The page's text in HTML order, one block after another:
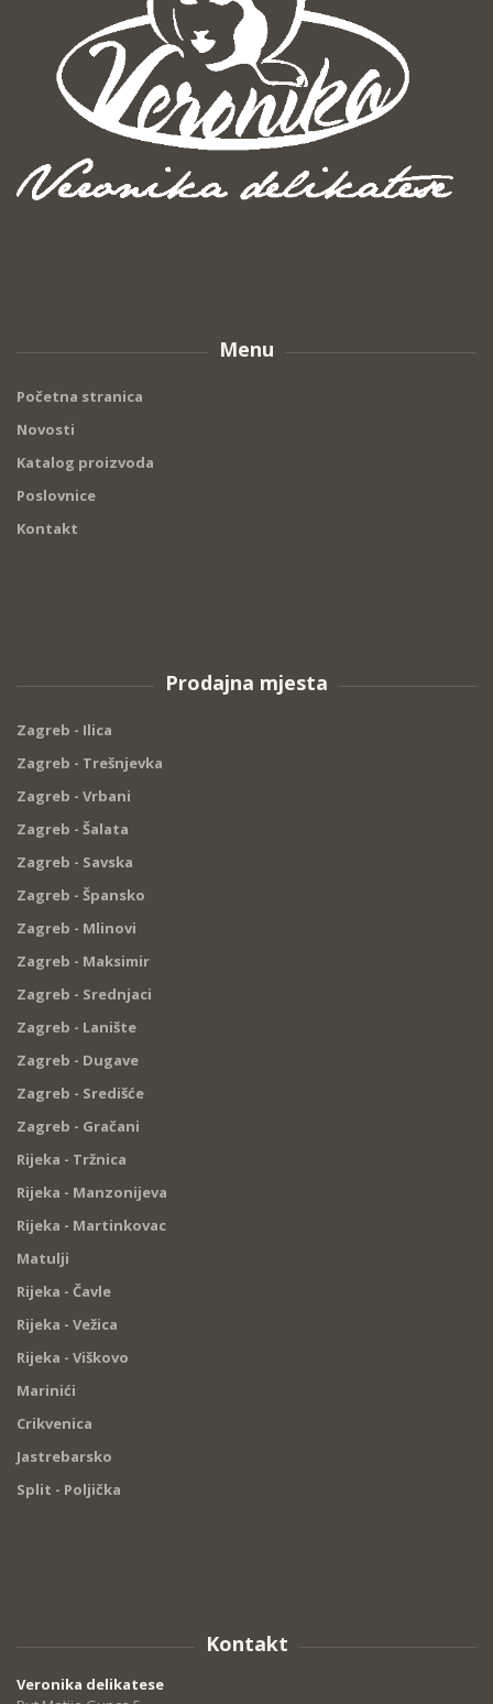
Menu
Početna stranica
Novosti
Katalog proizvoda
Poslovnice
Kontakt
Prodajna mjesta
Zagreb - Ilica
Zagreb - Trešnjevka
Zagreb - Vrbani
Zagreb - Šalata
Zagreb - Savska
Zagreb - Špansko
Zagreb - Mlinovi
Zagreb - Maksimir
Zagreb - Srednjaci
Zagreb - Lanište
Zagreb - Dugave
Zagreb - Središće
Zagreb - Gračani
Rijeka - Tržnica
Rijeka - Manzonijeva
Rijeka - Martinkovac
Matulji
Rijeka - Čavle
Rijeka - Vežica
Rijeka - Viškovo
Marinići
Crikvenica
Jastrebarsko
Split - Poljička
Kontakt
Veronika delikatese